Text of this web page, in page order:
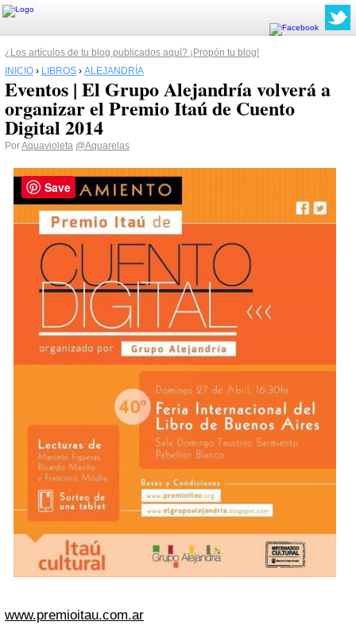
¿Los artículos de tu blog publicados aquí? ¡Propón tu blog!
INICIO › LIBROS › ALEJANDRÍA
Eventos | El Grupo Alejandría volverá a
organizar el Premio Itaú de Cuento
Digital 2014
PorAquavioleta @Aquarelas
www.premioitau.com.ar
Save